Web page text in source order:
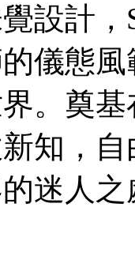
設計，
儀態
。奠
知，
迷人之